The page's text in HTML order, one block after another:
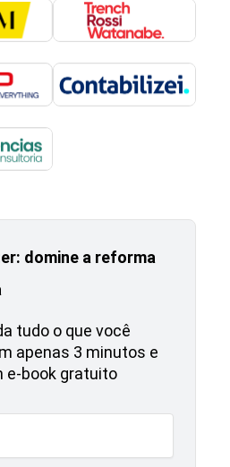
domine a reforma
tudo o que você
apenas 3 minutos e
e-book gratuito